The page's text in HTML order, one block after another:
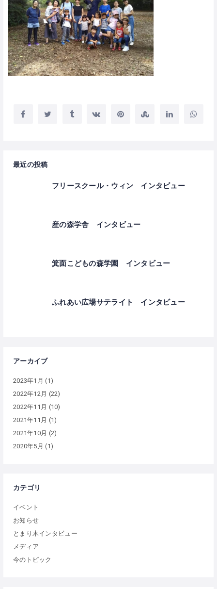
最近の投稿
フリースクール・ウィン インタビュー
産の森学舎 インタビュー
箕面こどもの森学園 インタビュー
ふれあい広場サテライト インタビュー
アーカイブ
2023年1月 (1)
2022年12月 (22)
2022年11月 (10)
2021年11月 (1)
2021年10月 (2)
2020年5月 (1)
カテゴリ
イベント
お知らせ
とまり木インタビュー
メディア
今のトピック